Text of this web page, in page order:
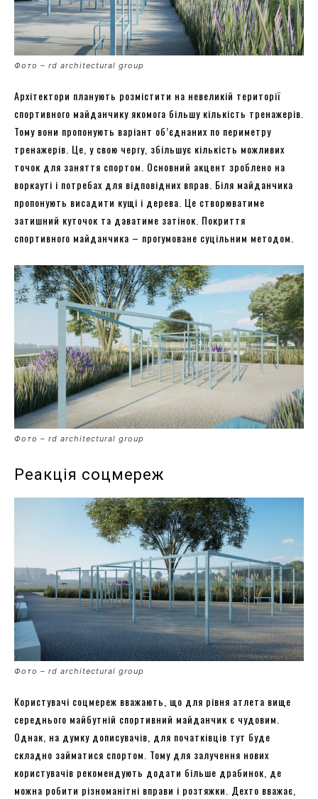
Фото – rd architectural group
Архітектори планують розмістити на невеликій території
спортивного майданчику якомога більшу кількість тренажерів.
Тому вони пропонують варіант об’єднаних по периметру
тренажерів. Це, у свою чергу, збільшує кількість можливих
точок для заняття спортом. Основний акцент зроблено на
воркауті і потребах для відповідних вправ. Біля майданчика
пропонують висадити кущі і дерева. Це створюватиме
затишний куточок та даватиме затінок. Покриття
спортивного майданчика – прогумоване суцільним методом.
Фото – rd architectural group
Реакція соцмереж
Фото – rd architectural group
Користувачі соцмереж вважають, що для рівня атлета вище
середнього майбутній спортивний майданчик є чудовим.
Однак, на думку дописувачів, для початківців тут буде
складно займатися спортом. Тому для залучення нових
користувачів рекомендують додати більше драбинок, де
можна робити різноманітні вправи і розтяжки. Дехто вважає,